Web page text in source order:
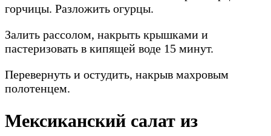
горчицы. Разложить огурцы.
Залить рассолом, накрыть крышками и
пастеризовать в кипящей воде 15 минут.
Перевернуть и остудить, накрыв махровым
полотенцем.
Мексиканский салат из